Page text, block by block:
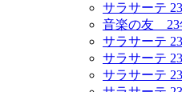
サラサーテ
音楽の友 23
サラサーテ
サラサーテ
サラサーテ